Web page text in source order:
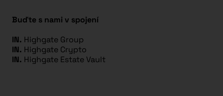
Buďte s nami v spojení
IN. Highgate Group
IN. Highgate Crypto
IN. Highgate Estate Vault